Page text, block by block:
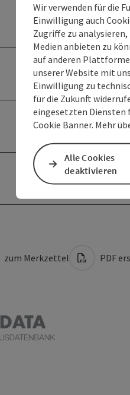
zum Merkzettel PDF
Wir verwenden für die
Einwilligung auch
Zugriffe zu
Medien anbieten zu
auf anderen
unserer Website mit
Einwilligung zu
für die Zukunft
eingesetzten Diensten
Cookie Banner. Mehr
Alle Cookies
deaktivieren